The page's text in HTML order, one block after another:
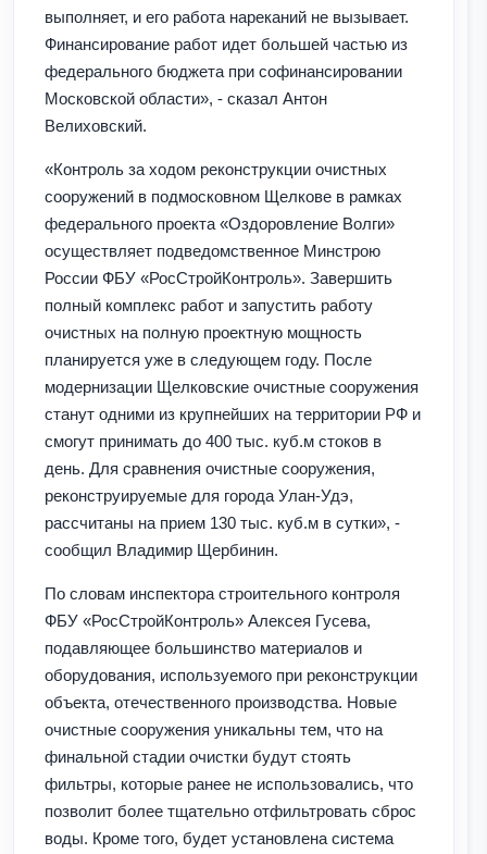
выполняет, и его работа нареканий не вызывает.
Финансирование работ идет большей частью из
федерального бюджета при софинансировании
Московской области», - сказал Антон
Велиховский.
«Контроль за ходом реконструкции очистных
сооружений в подмосковном Щелкове в рамках
федерального проекта «Оздоровление Волги»
осуществляет подведомственное Минстрою
России ФБУ «РосСтройКонтроль». Завершить
полный комплекс работ и запустить работу
очистных на полную проектную мощность
планируется уже в следующем году. После
модернизации Щелковские очистные сооружения
станут одними из крупнейших на территории РФ и
смогут принимать до 400 тыс. куб.м стоков в
день. Для сравнения очистные сооружения,
реконструируемые для города Улан-Удэ,
рассчитаны на прием 130 тыс. куб.м в сутки», -
сообщил Владимир Щербинин.
По словам инспектора строительного контроля
ФБУ «РосСтройКонтроль» Алексея Гусева,
подавляющее большинство материалов и
оборудования, используемого при реконструкции
объекта, отечественного производства. Новые
очистные сооружения уникальны тем, что на
финальной стадии очистки будут стоять
фильтры, которые ранее не использовались, что
позволит более тщательно отфильтровать сброс
воды. Кроме того, будет установлена система